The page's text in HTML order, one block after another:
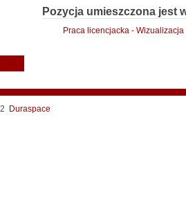
Pozycja umieszczona jest
Praca licencjacka - Wizualizacja
Duraspace